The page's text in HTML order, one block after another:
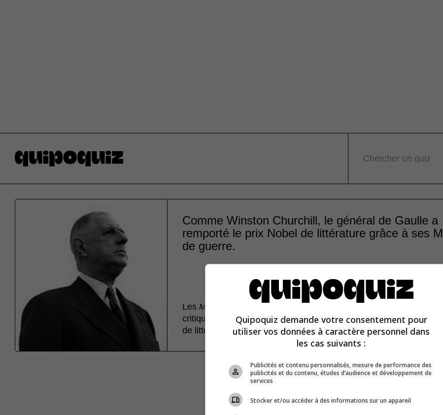
Chercher un quiz
Comme Winston Churchill, le général de Gaulle a
remporté le prix Nobel de littérature grâce à ses
de guerre.
Les Mémoires de guerre
de Charles de Gaulle ont obtenu un
critique et d’édition, mais ils ne lui ont pas permis de remporter le
de littérature.
Quipoquiz demande votre consentement pour
utiliser vos données à caractère personnel dans
les cas suivants :
Publicités et contenu personnalisés, mesure de performance des
publicités et du contenu, études d’audience et développement de
services
Stocker et/ou accéder à des informations sur un appareil